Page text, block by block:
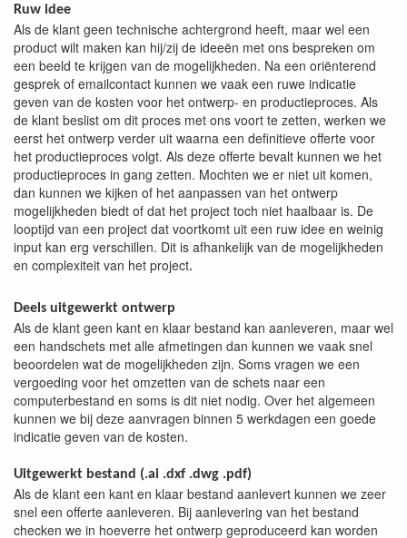
Ruw idee
Als de klant geen technische achtergrond heeft, maar wel een
product wilt maken kan hij/zij de ideeën met ons bespreken om
een beeld te krijgen van de mogelijkheden. Na een oriënterend
gesprek of emailcontact kunnen we vaak een ruwe indicatie
geven van de kosten voor het ontwerp- en productieproces. Als
de klant beslist om dit proces met ons voort te zetten, werken we
eerst het ontwerp verder uit waarna een definitieve offerte voor
het productieproces volgt. Als deze offerte bevalt kunnen we het
productieproces in gang zetten. Mochten we er niet uit komen,
dan kunnen we kijken of het aanpassen van het ontwerp
mogelijkheden biedt of dat het project toch niet haalbaar is. De
looptijd van een project dat voortkomt uit een ruw idee en weinig
input kan erg verschillen. Dit is afhankelijk van de mogelijkheden
en complexiteit van het project.
Deels uitgewerkt ontwerp
Als de klant geen kant en klaar bestand kan aanleveren, maar wel
een handschets met alle afmetingen dan kunnen we vaak snel
beoordelen wat de mogelijkheden zijn. Soms vragen we een
vergoeding voor het omzetten van de schets naar een
computerbestand en soms is dit niet nodig. Over het algemeen
kunnen we bij deze aanvragen binnen 5 werkdagen een goede
indicatie geven van de kosten.
Uitgewerkt bestand (.ai .dxf .dwg .pdf)
Als de klant een kant en klaar bestand aanlevert kunnen we zeer
snel een offerte aanleveren. Bij aanlevering van het bestand
checken we in hoeverre het ontwerp geproduceerd kan worden